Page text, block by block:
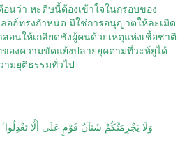
ว่า หะดีษนี้ต้องเข้าใจในกรอบของ
อฮ์ทรงกำหนด มิใช่การอนุญาตให้ละเมิด
อนให้เกลียดชังผู้คนด้วยเหตุแห่งเชื้อชาติ
องความขัดแย้งปลายยุคตามที่วะห์ยูได้
ามยุติธรรมทั่วไป
وَلَا يَجْرِمَنَّكُمْ شَنَآنُ قَوْمٍ عَلَىٰ أَلَّا